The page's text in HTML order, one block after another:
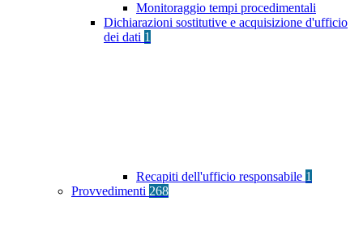
Monitoraggio tempi procedimentali
Dichiarazioni sostitutive e acquisizione d'ufficio
dei dati 1
Recapiti dell'ufficio responsabile 1
Provvedimenti 268